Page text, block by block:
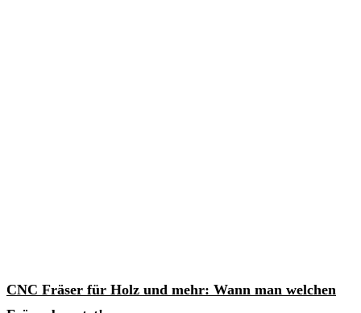
CNC Fräser für Holz und mehr: Wann man welchen